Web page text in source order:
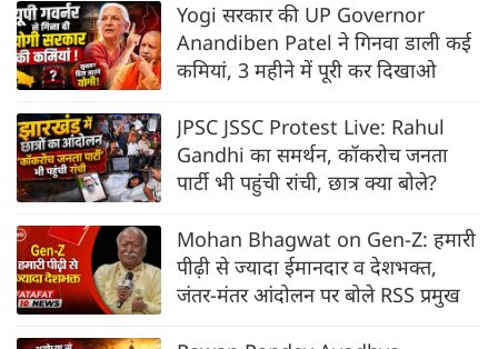
Yogi सरकार की UP Governor
Anandiben Patel ने गिनवा डाली कई
कमियां, 3 महीने में पूरी कर दिखाओ
JPSC JSSC Protest Live: Rahul
Gandhi का समर्थन, कॉकरोच जनता
पार्टी भी पहुंची रांची, छात्र क्या बोले?
Mohan Bhagwat on Gen-Z: हमारी
पीढ़ी से ज्यादा ईमानदार व देशभक्त,
जंतर-मंतर आंदोलन पर बोले RSS प्रमुख